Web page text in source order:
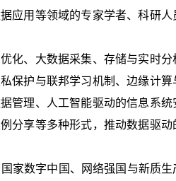
应用等领域的专家学者、科研
化、大数据采集、存储与实时分
保护与联邦学习机制、边缘计
管理、人工智能驱动的信息系
分享等多种形式，推动数据驱
家数字中国、网络强国与新质